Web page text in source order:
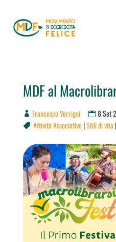
MDF al
Francesco Verrigni 8 Set
 Attività Associative|Stili di vita |